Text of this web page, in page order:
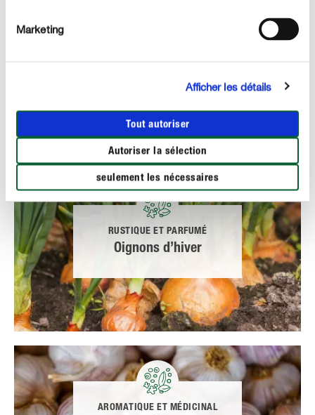
Marketing
Afficher les détails
Tout autoriser
Autoriser la sélection
seulement les nécessaires
RUSTIQUE ET PARFUMÉ
Oignons d’hiver
AROMATIQUE ET MÉDICINAL